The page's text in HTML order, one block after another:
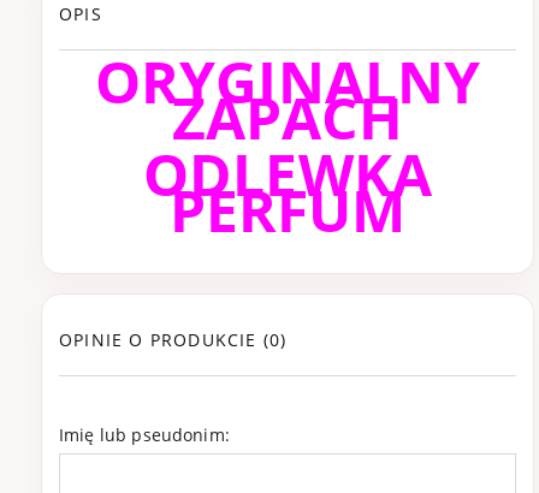
OPIS
ORYGINALNY
ZAPACH
ODLEWKA
PERFUM
OPINIE O PRODUKCIE (0)
Imię lub pseudonim: